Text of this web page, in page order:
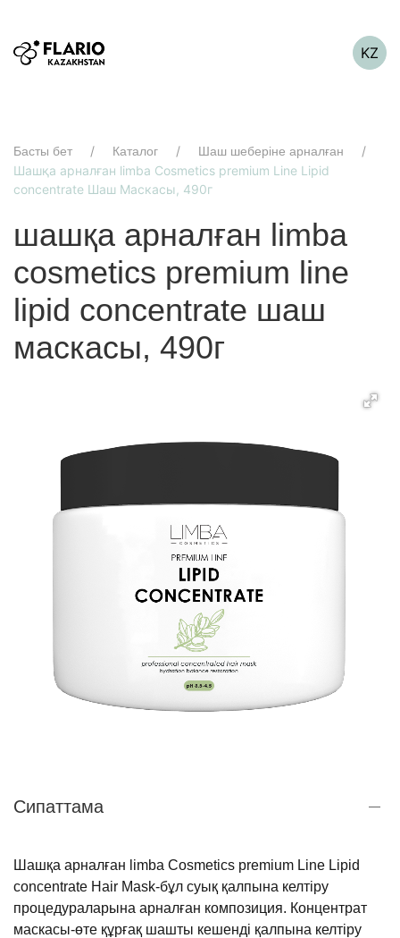
KZ
Басты бет Каталог Шаш шеберіне арналған
Шашқа арналған limba Cosmetics premium Line Lipid
concentrate Шаш Маскасы, 490г
шашқа арналған limba
cosmetics premium line
lipid concentrate шаш
маскасы, 490г
Сипаттама
Шашқа арналған limba Cosmetics premium Line Lipid
concentrate Hair Mask-бұл суық қалпына келтіру
процедураларына арналған композиция. Концентрат
маскасы-өте құрғақ шашты кешенді қалпына келтіру